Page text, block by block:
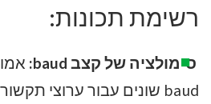
רשימת תכונות:
סימולציה של קצב baud:
baud שונים עבור ערוצי תקשורת נתונים.